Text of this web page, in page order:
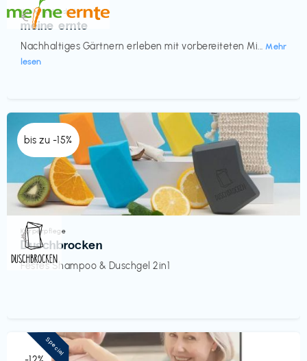
Küche & Haushalt
meine ernte
Nachhaltiges Gärtnern erleben mit vorbereiteten Mi... Mehr
lesen
€‎
bis zu -15%
Körperpflege
Duschbrocken
Festes Shampoo & Duschgel 2in1
€‎
Special